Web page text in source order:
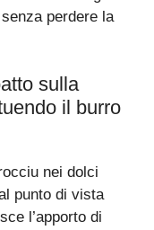
perdere la
sulla
il burro
nei dolci
punto di vista
l’apporto di